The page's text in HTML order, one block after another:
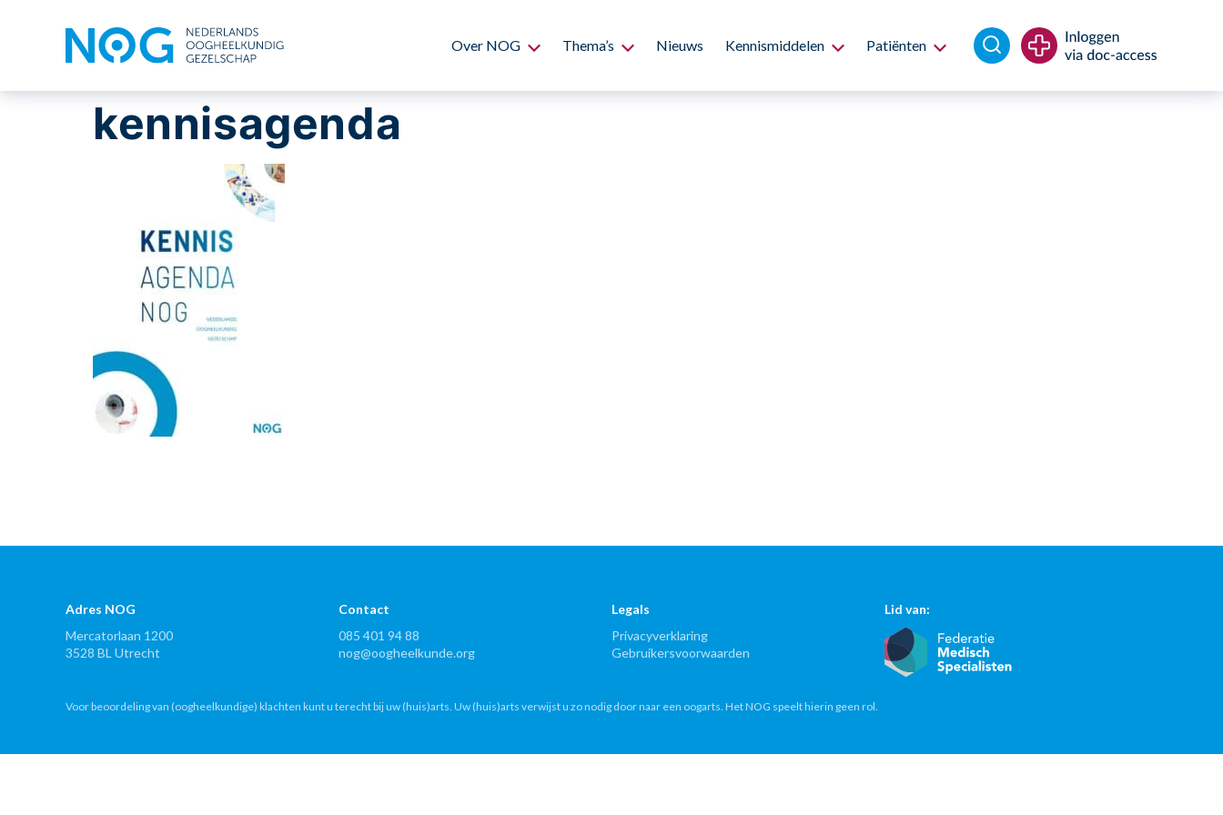
Over NOG Thema’s Nieuws Kennismiddelen Patiënten
kennisagenda
Adres NOG
Mercatorlaan 1200
3528 BL Utrecht
Contact
085 401 94 88
nog@oogheelkunde.org
Legals
Privacyverklaring
Gebruikersvoorwaarden
Lid van:
Voor beoordeling van (oogheelkundige) klachten kunt u terecht bij uw (huis)arts. Uw (huis)arts verwijst u zo nodig door naar een oogarts. Het NOG speelt hierin geen rol.